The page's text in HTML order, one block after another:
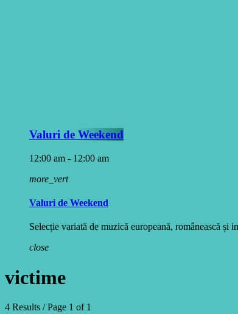
Valuri de Weekend
12:00 am - 12:00 am
more_vert
Valuri de Weekend
Selecție variată de muzică europeană, românească
close
victime
4 Results / Page 1 of 1